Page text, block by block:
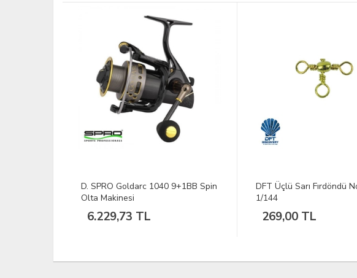
DFT Üçlü Sarı Fırdöndü No:05
1/144
269,00 TL
Junxing M104 B Siyah Yay
%79 1,200.00 Dolar